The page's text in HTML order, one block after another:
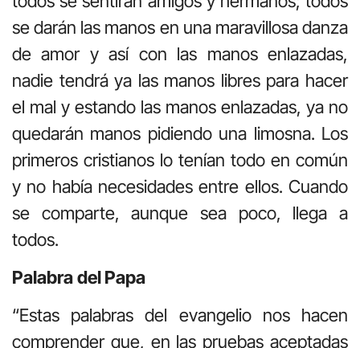
se darán las manos en una maravillosa danza
de amor y así con las manos enlazadas,
nadie tendrá ya las manos libres para hacer
el mal y estando las manos enlazadas, ya no
quedarán manos pidiendo una limosna. Los
primeros cristianos lo tenían todo en común
y no había necesidades entre ellos. Cuando
se comparte, aunque sea poco, llega a
todos.
Palabradel Papa
“Estas palabras del evangelio nos hacen
comprender que, en las pruebas aceptadas